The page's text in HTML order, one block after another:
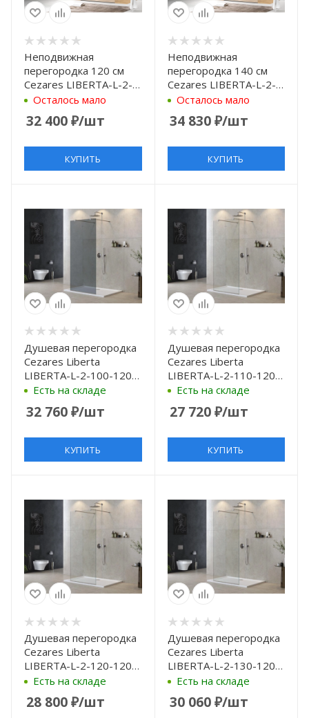
Неподвижная
перегородка 120 см
Cezares LIBERTA-L-2-
120-C-NERO
прозрачное
Осталось мало
32 400₽/шт
КУПИТЬ
Неподвижная
перегородка 140 см
Cezares LIBERTA-L-2-
140-C-NERO
прозрачное
Осталось мало
34 830₽/шт
КУПИТЬ
Душевая перегородка
Cezares Liberta
LIBERTA-L-2-100-120-
GR-Cr 100 см, профиль
графитовое
Есть на складе
32 760₽/шт
КУПИТЬ
Душевая перегородка
Cezares Liberta
LIBERTA-L-2-110-120-
C-Cr 110 см, профиль
прозрачное
Есть на складе
27 720₽/шт
КУПИТЬ
Душевая перегородка
Cezares Liberta
LIBERTA-L-2-120-120-
C-Cr 120 см, профиль
хром, стекло
прозрачное
Есть на складе
28 800₽/шт
Душевая перегородка
Cezares Liberta
LIBERTA-L-2-130-120-
C-Cr 130 см, профиль
хром, стекло
прозрачное
Есть на складе
30 060₽/шт